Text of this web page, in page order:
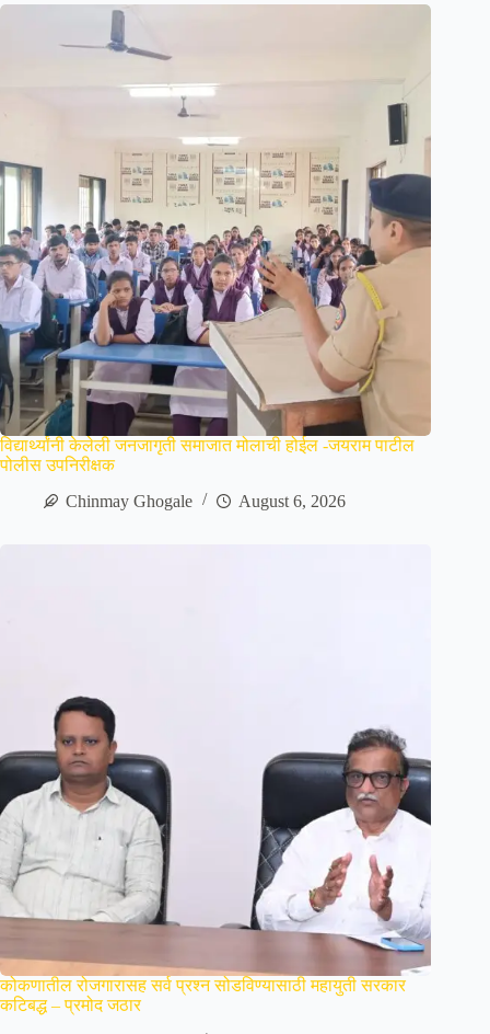
विद्यार्थ्यांनी केलेली जनजागृती समाजात मोलाची होईल -जयराम पाटील
पोलीस उपनिरीक्षक
Chinmay Ghogale
August 6, 2026
कोकणातील रोजगारासह सर्व प्रश्न सोडविण्यासाठी महायुती सरकार
कटिबद्ध – प्रमोद जठार